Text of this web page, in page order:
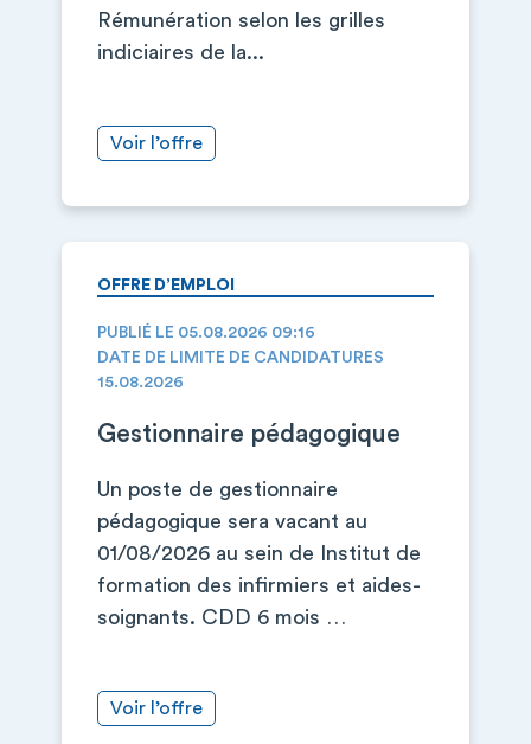
Rémunération selon les grilles
indiciaires de la...
Voir l’offre
OFFRE D’EMPLOI
PUBLIÉ LE 05.08.2026 09:16
DATE DE LIMITE DE CANDIDATURES
15.08.2026
Gestionnaire pédagogique
Un poste de gestionnaire
pédagogique sera vacant au
01/08/2026 au sein de Institut de
formation des infirmiers et aides-
soignants. CDD 6 mois …
Voir l’offre